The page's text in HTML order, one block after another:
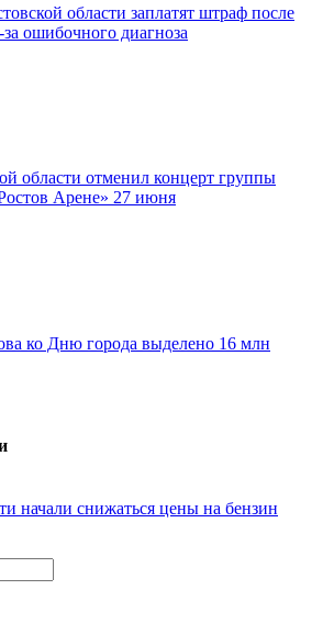
области заплатят штраф после
ошибочного диагноза
области отменил концерт группы
Арене» 27 июня
ко Дню города выделено 16 млн
начали снижаться цены на бензин